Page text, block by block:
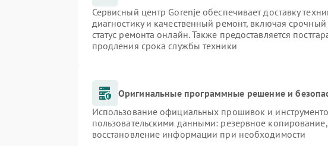
Сервисный центр Gorenje обеспечивает доставку
диагностику и качественный ремонт, включая
статус ремонта онлайн. Также предоставляется
продления срока службы техники
Оригинальные программные решение и
Использование официальных прошивок и
пользовательскими данными: резервное
восстановление информации при необходимости